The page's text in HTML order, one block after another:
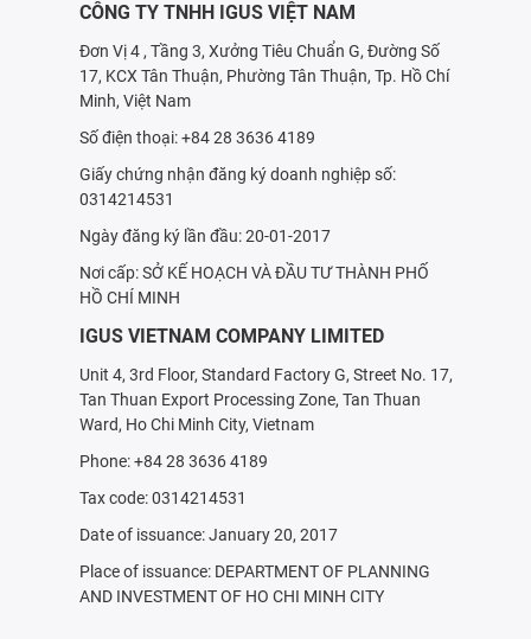
CÔNG TY TNHH IGUS VIỆT NAM
Đơn Vị 4 , Tầng 3, Xưởng Tiêu Chuẩn G, Đường Số
17, KCX Tân Thuận, Phường Tân Thuận, Tp. Hồ Chí
Minh, Việt Nam
Số điện thoại: +84 28 3636 4189
Giấy chứng nhận đăng ký doanh nghiệp số:
0314214531
Ngày đăng ký lần đầu: 20-01-2017
Nơi cấp: SỞ KẾ HOẠCH VÀ ÐẦU TƯ THÀNH PHỐ
HỒ CHÍ MINH
IGUS VIETNAM COMPANY LIMITED
Unit 4, 3rd Floor, Standard Factory G, Street No. 17,
Tan Thuan Export Processing Zone, Tan Thuan
Ward, Ho Chi Minh City, Vietnam
Phone: +84 28 3636 4189
Tax code: 0314214531
Date of issuance: January 20, 2017
Place of issuance: DEPARTMENT OF PLANNING
AND INVESTMENT OF HO CHI MINH CITY